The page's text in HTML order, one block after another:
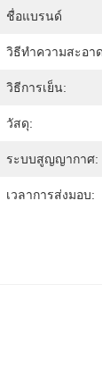
ชื่อแบรนด์
วิธีทำความสะอา
วิธีการเย็น:
วัสดุ:
ระบบสูญญากาศ:
เวลาการส่งมอบ: